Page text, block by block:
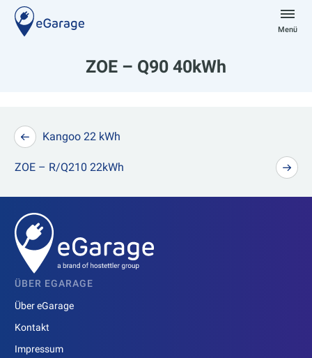
Zum
Inhalt
springen
Menü
ZOE – Q90 40kWh
Beitragsnavigation
Kangoo 22 kWh
ZOE – R/Q210 22kWh
ÜBER EGARAGE
Über eGarage
Kontakt
Impressum